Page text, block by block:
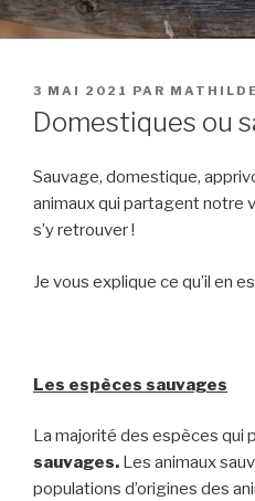
PUBLIÉ
LE
3 MAI 2021 PAR
Domestiques ou
Sauvage, domestique,
animaux qui partagent notre
s’y retrouver !
Je vous explique ce qu’il en
Les espèces sauvages
La majorité des espèces qui
sauvages. Les animaux
populations d’origines des